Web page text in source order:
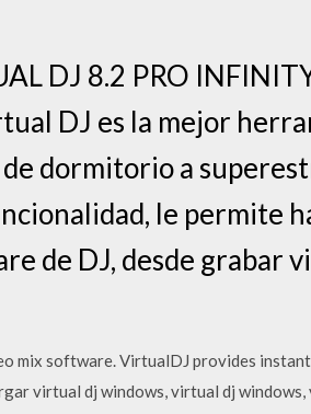
DJ 8.2 PRO
DJ es la mejor
de dormitorio a
le permite
de DJ, desde grabar
mix software. VirtualDJ provides
virtual dj windows, virtual dj